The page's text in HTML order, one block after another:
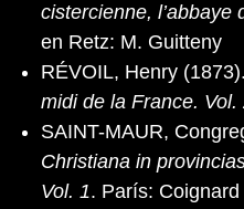
cistercienne, l’abbaye
en Retz: M. Guitteny
RÉVOIL, Henry
midi de la France. Vol.
SAINT-MAUR,
Christiana in
Vol. 1. París: Coignard